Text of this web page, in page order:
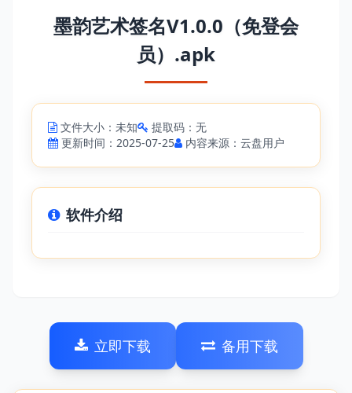
墨韵艺术签名V1.0.0（免登会
员）.apk
文件大小：未知
提取码：无
更新时间：2025-07-25
内容来源：云盘用户
软件介绍
立即下载 备用下载